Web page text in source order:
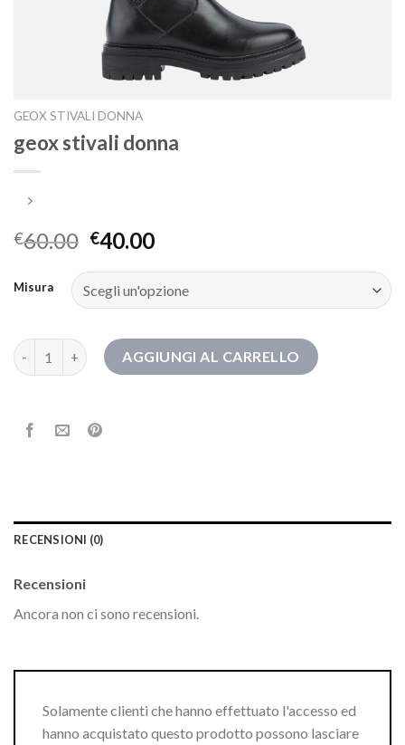
GEOX STIVALI DONNA
geox stivali donna
€60.00 €40.00
Misura
geox stivali donna quantitàAGGIUNGI AL CARRELLO
RECENSIONI (0)
Recensioni
Ancora non ci sono recensioni.
Solamente clienti che hanno effettuato l'accesso ed
hanno acquistato questo prodotto possono lasciare